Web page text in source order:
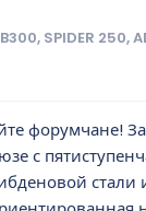
SPIDER 250,
форумчане!
с
стали